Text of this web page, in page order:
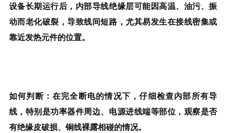
设备长期运行后，内部导线绝缘层可能因高温、油污、振
动而老化破裂，导致线间短路，尤其易发生在接线密集或
靠近发热元件的位置。
如何判断：在完全断电的情况下，仔细检查内部所有导
线，特别是功率器件周边、电源进线端等部位，观察是否
有绝缘皮破损、铜线裸露相碰的情况。